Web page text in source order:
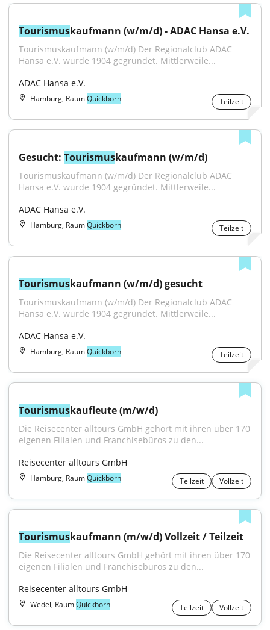
Tourismuskaufmann (w/m/d) - ADAC Hansa e.V.
Tourismuskaufmann (w/m/d) Der Regionalclub ADAC
Hansa e.V. wurde 1904 gegründet. Mittlerweile...
ADAC Hansa e.V.
Hamburg, RaumQuickborn Teilzeit
Gesucht: Tourismuskaufmann (w/m/d)
Tourismuskaufmann (w/m/d) Der Regionalclub ADAC
Hansa e.V. wurde 1904 gegründet. Mittlerweile...
ADAC Hansa e.V.
Hamburg, RaumQuickborn Teilzeit
Tourismuskaufmann (w/m/d) gesucht
Tourismuskaufmann (w/m/d) Der Regionalclub ADAC
Hansa e.V. wurde 1904 gegründet. Mittlerweile...
ADAC Hansa e.V.
Hamburg, RaumQuickborn Teilzeit
Tourismuskaufleute (m/w/d)
Die Reisecenter alltours GmbH gehört mit ihren über 170
eigenen Filialen und Franchisebüros zu den...
Reisecenter alltours GmbH
Hamburg, RaumQuickborn Teilzeit Vollzeit
Tourismuskaufmann (m/w/d) Vollzeit / Teilzeit
Die Reisecenter alltours GmbH gehört mit ihren über 170
eigenen Filialen und Franchisebüros zu den...
Reisecenter alltours GmbH
Wedel, RaumQuickborn Teilzeit Vollzeit